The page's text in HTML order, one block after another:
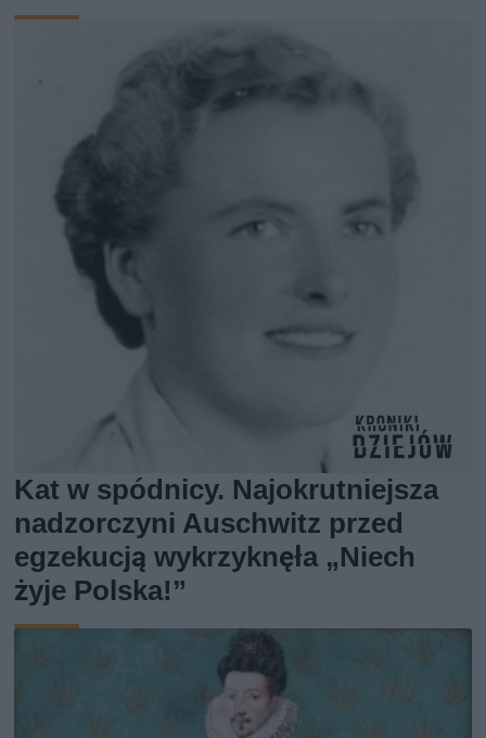
Kat w spódnicy. Najokrutniejsza
nadzorczyni Auschwitz przed
egzekucją wykrzyknęła „Niech
żyje Polska!”